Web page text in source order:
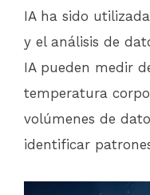
IA ha sido
y el análisis de
IA pueden medir
temperatura
volúmenes de
identificar